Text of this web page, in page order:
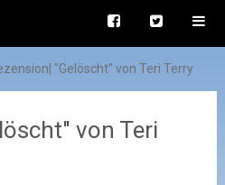
"Gelöscht" von Teri Terry
von Teri